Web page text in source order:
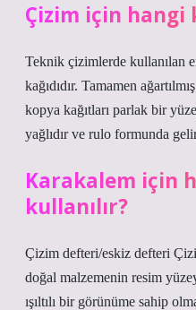
Çizim için hangi
Teknik çizimlerde kullanılan
kağıdıdır. Tamamen
kopya kağıtları parlak bir
yağlıdır ve rulo formunda
Karakalem için
kullanılır?
Çizim defteri/eskiz defteri
doğal malzemenin resim
ışıltılı bir görünüme sahip